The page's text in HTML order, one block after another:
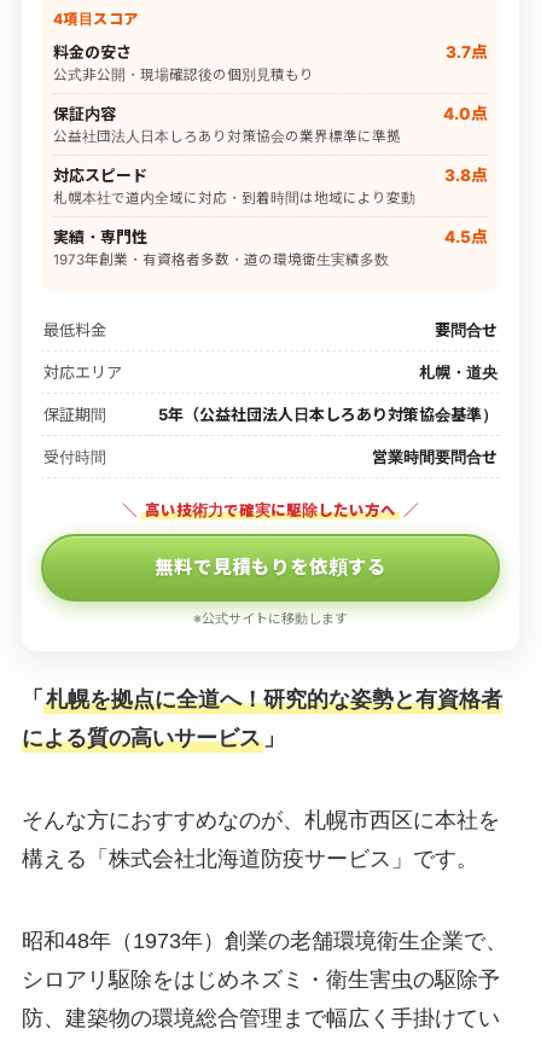
4項目スコア
料金の安さ 3.7点
公式非公開・現場確認後の個別見積もり
保証内容 4.0点
公益社団法人日本しろあり対策協会の業界標準に準拠
対応スピード 3.8点
札幌本社で道内全域に対応・到着時間は地域により変動
実績・専門性 4.5点
1973年創業・有資格者多数・道の環境衛生実績多数
最低料金 要問合せ
対応エリア 札幌・道央
保証期間 5年（公益社団法人日本しろあり対策協会基準）
受付時間 営業時間要問合せ
＼ 高い技術力で確実に駆除したい方へ ／
無料で見積もりを依頼する
※公式サイトに移動します
「 札幌を拠点に全道へ！研究的な姿勢と有資格者
による質の高いサービス」
そんな方におすすめなのが、札幌市西区に本社を
構える「株式会社北海道防疫サービス」です。
昭和48年（1973年）創業の老舗環境衛生企業で、
シロアリ駆除をはじめネズミ・衛生害虫の駆除予
防、建築物の環境総合管理まで幅広く手掛けてい